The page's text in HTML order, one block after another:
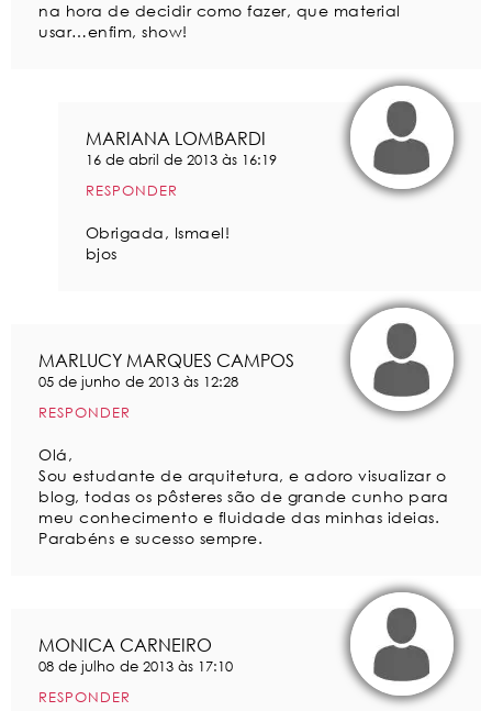
na hora de decidir como fazer, que material
usar…enfim, show!
MARIANA LOMBARDI
16 de abril de 2013 às 16:19
RESPONDER
Obrigada, Ismael!
bjos
MARLUCY MARQUES CAMPOS
05 de junho de 2013 às 12:28
RESPONDER
Olá,
Sou estudante de arquitetura, e adoro visualizar o
blog, todas os pôsteres são de grande cunho para
meu conhecimento e fluidade das minhas ideias.
Parabéns e sucesso sempre.
MONICA CARNEIRO
08 de julho de 2013 às 17:10
RESPONDER